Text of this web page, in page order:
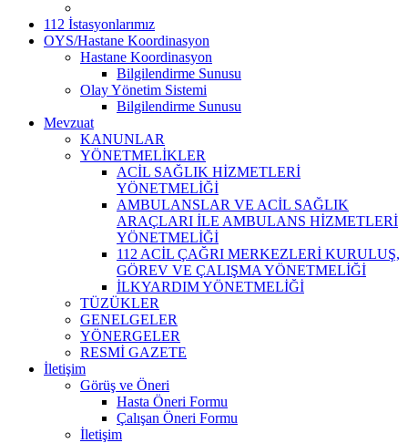
112 İstasyonlarımız
OYS/Hastane Koordinasyon
Hastane Koordinasyon
Bilgilendirme Sunusu
Olay Yönetim Sistemi
Bilgilendirme Sunusu
Mevzuat
KANUNLAR
YÖNETMELİKLER
ACİL SAĞLIK HİZMETLERİ
YÖNETMELİĞİ
AMBULANSLAR VE ACİL SAĞLIK
ARAÇLARI İLE AMBULANS HİZMETLERİ
YÖNETMELİĞİ
112 ACİL ÇAĞRI MERKEZLERİ KURULUŞ,
GÖREV VE ÇALIŞMA YÖNETMELİĞİ
İLKYARDIM YÖNETMELİĞİ
TÜZÜKLER
GENELGELER
YÖNERGELER
RESMİ GAZETE
İletişim
Görüş ve Öneri
Hasta Öneri Formu
Çalışan Öneri Formu
İletişim